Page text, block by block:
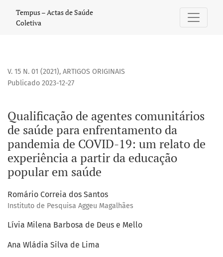
Qualificação de agentes comunitários de saúde para
Tempus – Actas de Saúde
Coletiva
V. 15 N. 01 (2021), ARTIGOS ORIGINAIS
Qualificação de agentes comunitários
de saúde para enfrentamento da
pandemia de COVID-19: um relato de
experiência a partir da educação
popular em saúde
Publicado 2023-12-27
Romário Correia dos Santos
Instituto de Pesquisa Aggeu Magalhães
Lívia Milena Barbosa de Deus e Mello
Ana Wládia Silva de Lima